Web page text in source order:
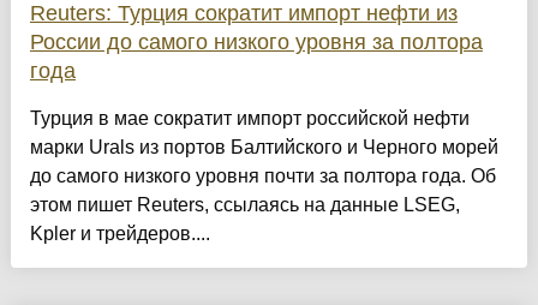
Reuters: Турция сократит импорт нефти из
России до самого низкого уровня за полтора
года
Турция в мае сократит импорт российской нефти
марки Urals из портов Балтийского и Черного морей
до самого низкого уровня почти за полтора года. Об
этом пишет Reuters, ссылаясь на данные LSEG,
Kpler и трейдеров....